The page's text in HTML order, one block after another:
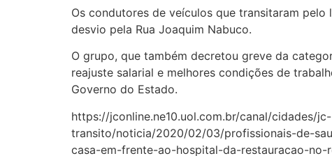
Os condutores de veículos que transitaram
desvio pela Rua Joaquim Nabuco.
O grupo, que também decretou greve da
reajuste salarial e melhores condições de
Governo do Estado.
https://jconline.ne10.uol.com.br/canal/cidades/jc-
transito/noticia/2020/02/03/profissionais-de-
casa-em-frente-ao-hospital-da-restauracao-no-